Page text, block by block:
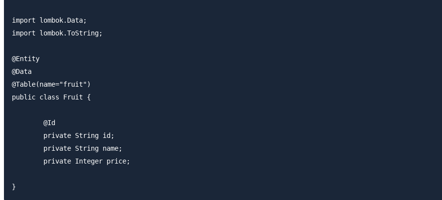
import lombok.Data;
import lombok.ToString;
@Entity
@Data
@Table(name="fruit")
public class Fruit {